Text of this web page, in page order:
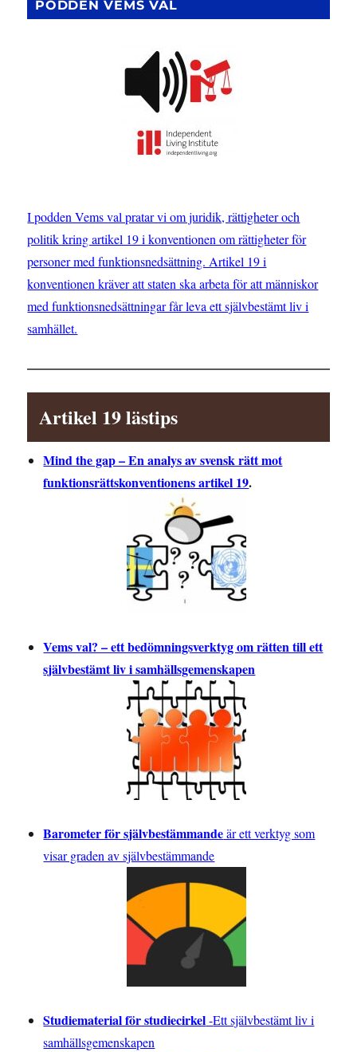
PODDEN VEMS VAL
I podden Vems val pratar vi om juridik, rättigheter och
politik kring artikel 19 i konventionen om rättigheter för
personer med funktionsnedsättning. Artikel 19 i
konventionen kräver att staten ska arbeta för att människor
med funktionsnedsättningar får leva ett självbestämt liv i
samhället.
Artikel 19 lästips
Mind the gap – En analys av svensk rätt mot
funktionsrättskonventionens artikel 19.
Vems val? – ett bedömningsverktyg om rätten till ett
självbestämt liv i samhällsgemenskapen
Barometer för självbestämmandeär ett verktyg som
visar graden av självbestämmande
Studiematerial för studiecirkel-Ett självbestämt liv i
samhällsgemenskapen